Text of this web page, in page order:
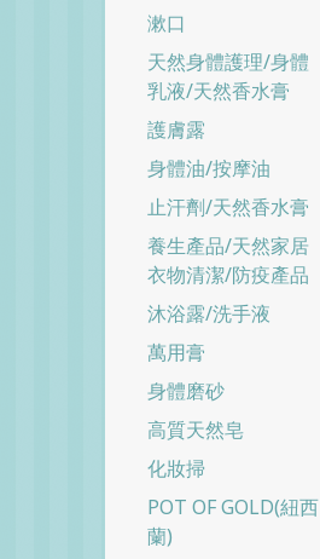
漱口
天然身體護理/身體
乳液/天然香水膏
護膚露
身體油/按摩油
止汗劑/天然香水膏
養生產品/天然家居
衣物清潔/防疫產品
沐浴露/洗手液
萬用膏
身體磨砂
高質天然皂
化妝掃
POT OF GOLD(紐西
蘭)